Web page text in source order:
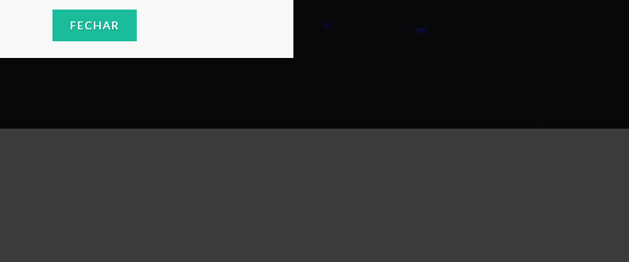
FECHAR